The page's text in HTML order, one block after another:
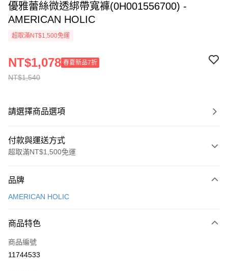
優雅蕾絲微透綁帶寬褲(0H001556700) -
AMERICAN HOLIC
超取滿NT$1,500免運
NT$1,540
NT$1,078 春夏新品7折
請選擇商品選項
付款與運送方式
超取滿NT$1,500免運
信用卡一次付款
3 期 0 利率 每期
合作金庫商業銀行
上海商業儲蓄銀行
超商取貨付款
LINE Pay
品牌
AMERICAN HOLIC
商品特色
商品編號
11744533